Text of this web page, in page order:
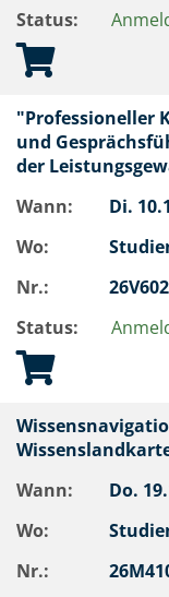
Status:
"Professioneller
und
der
Wann:
Di.
Wo:
Nr.:
Status:
Wann:
Do.
Wo:
Nr.: